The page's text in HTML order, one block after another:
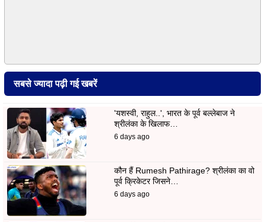
सबसे ज्यादा पढ़ी गई खबरें
'यशस्वी, राहुल..', भारत के पूर्व बल्लेबाज ने
श्रीलंका के खिलाफ…
6 days ago
कौन हैं Rumesh Pathirage? श्रीलंका का वो
पूर्व क्रिकेटर जिसने…
6 days ago